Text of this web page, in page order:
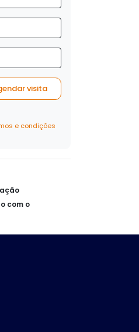
visita
e condições
com o